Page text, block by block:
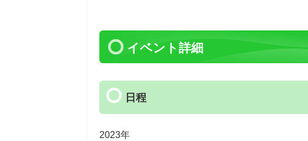
イベント詳細
日程
2023年